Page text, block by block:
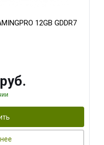
12GB GDDR7